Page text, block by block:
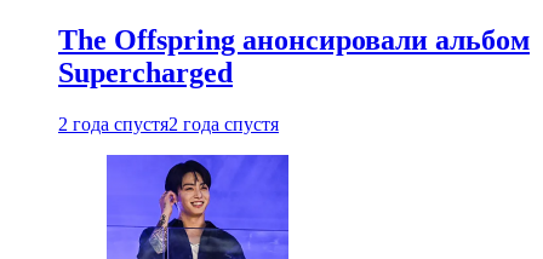
The Offspring анонсировали альбом
Supercharged
2 года спустя2 года спустя